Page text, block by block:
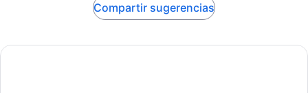
Compartir sugerencias